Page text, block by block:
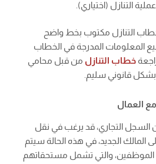
التنازل (اختياري).
التنازل مكتوب بخط واضح
المعلومات المدرجة في الخطاب
خطاب التنازل من قبل محامي
قانوني سليم.
العمال
السجل التجاري، قد يرغب في نقل
الجديد، في هذه الحالة سيتم
الموظفين، والتي تشمل مستحقاتهم